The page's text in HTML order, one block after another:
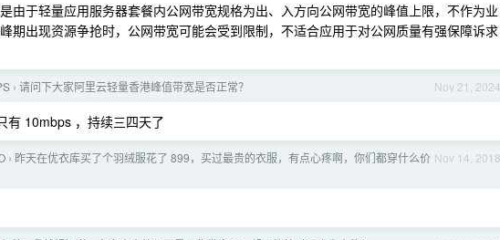
由于轻量应用服务器套餐内公网带宽规格为出、入方向公网带宽的峰值上限，不作为业
期出现资源争抢时，公网带宽可能会受到限制，不适合应用于对公网质量有强保障诉求
Nov 21, 2024
› 请问下大家阿里云轻量香港峰值带宽是否正常？
有 10mbps ，持续三四天了
Nov 14, 2018
› 昨天在优衣库买了个羽绒服花了 899，买过最贵的衣服，有点心疼啊，你们都穿什么价